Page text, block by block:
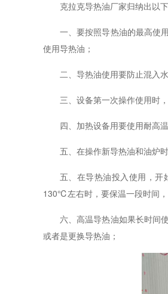
克拉克导热油厂家归纳出以
一、要按照导热油的最高使
使用导热油；
二、导热油使用要防止混入
三、 设备第一次操作使用时
四、加热设备用要使用耐高
五、在操作新导热油和油炉
五、在导热油投入使用，
130℃左右时，要保温一段时间
六、高温导热油如果长时间
或者是更换导热油；